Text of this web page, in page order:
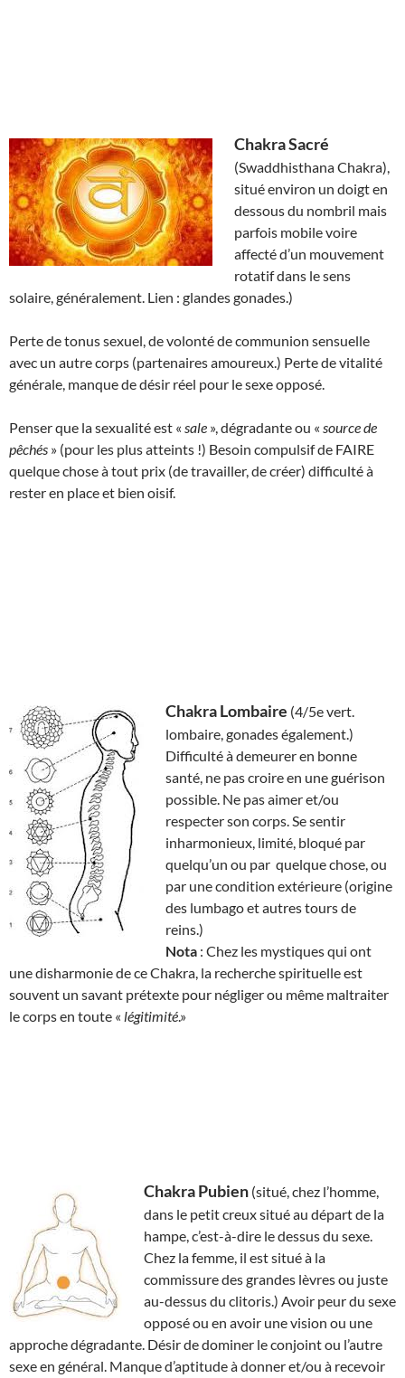
Chakra Sacré
(Swaddhisthana Chakra),
situé environ un doigt en
dessous du nombril mais
parfois mobile voire
affecté d’un mouvement
rotatif dans le sens
solaire, généralement. Lien : glandes gonades.)
Perte de tonus sexuel, de volonté de communion sensuelle
avec un autre corps (partenaires amoureux.) Perte de vitalité
générale, manque de désir réel pour le sexe opposé.
Penser que la sexualité est « sale », dégradante ou « source de
pêchés » (pour les plus atteints !) Besoin compulsif de FAIRE
quelque chose à tout prix (de travailler, de créer) difficulté à
rester en place et bien oisif.
Chakra Lombaire (4/5e vert.
lombaire, gonades également.)
Difficulté à demeurer en bonne
santé, ne pas croire en une guérison
possible. Ne pas aimer et/ou
respecter son corps. Se sentir
inharmonieux, limité, bloqué par
quelqu’un ou par quelque chose, ou
par une condition extérieure (origine
des lumbago et autres tours de
reins.)
Nota : Chez les mystiques qui ont
une disharmonie de ce Chakra, la recherche spirituelle est
souvent un savant prétexte pour négliger ou même maltraiter
le corps en toute « légitimité.»
Chakra Pubien (situé, chez l’homme,
dans le petit creux situé au départ de la
hampe, c’est-à-dire le dessus du sexe.
Chez la femme, il est situé à la
commissure des grandes lèvres ou juste
au-dessus du clitoris.) Avoir peur du sexe
opposé ou en avoir une vision ou une
approche dégradante. Désir de dominer le conjoint ou l’autre
sexe en général. Manque d’aptitude à donner et/ou à recevoir